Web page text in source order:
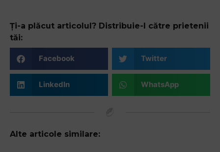
Ți-a plăcut articolul? Distribuie-l către prietenii
tăi:
Facebook Twitter
LinkedIn WhatsApp
Alte articole similare: